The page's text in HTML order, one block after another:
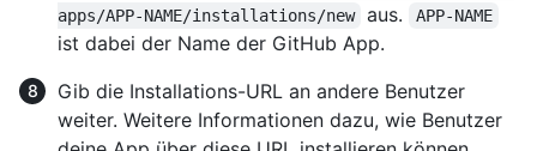
apps/APP-NAME/installations/new
aus. APP-NAME
ist dabei der Name der GitHub App.
Gib die Installations-URL an andere Benutzer
weiter. Weitere Informationen dazu, wie Benutzer